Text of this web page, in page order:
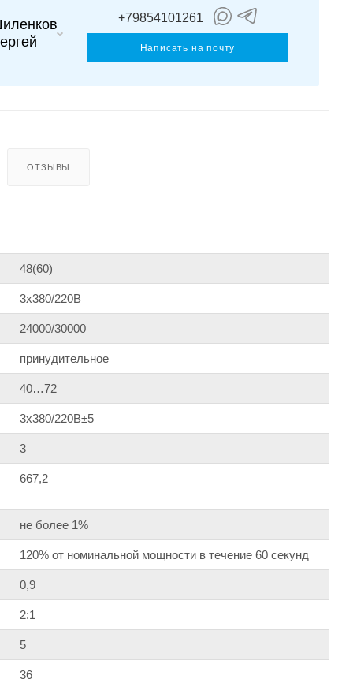
+79854101261
Написать на почту
ОТЗЫВЫ
48(60)
3х380/220В
24000/30000
принудительное
40…72
3х380/220В±5
3
667,2
не более 1%
120% от номинальной мощности в течение 60 секунд
0,9
2:1
5
36